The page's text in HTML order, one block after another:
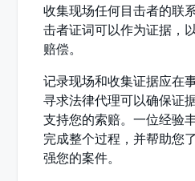
收集现场任何目击者的联
击者证词可以作为证据，
赔偿。
记录现场和收集证据应在
寻求法律代理可以确保证
支持您的索赔。一位经验
完成整个过程，并帮助您
强您的案件。